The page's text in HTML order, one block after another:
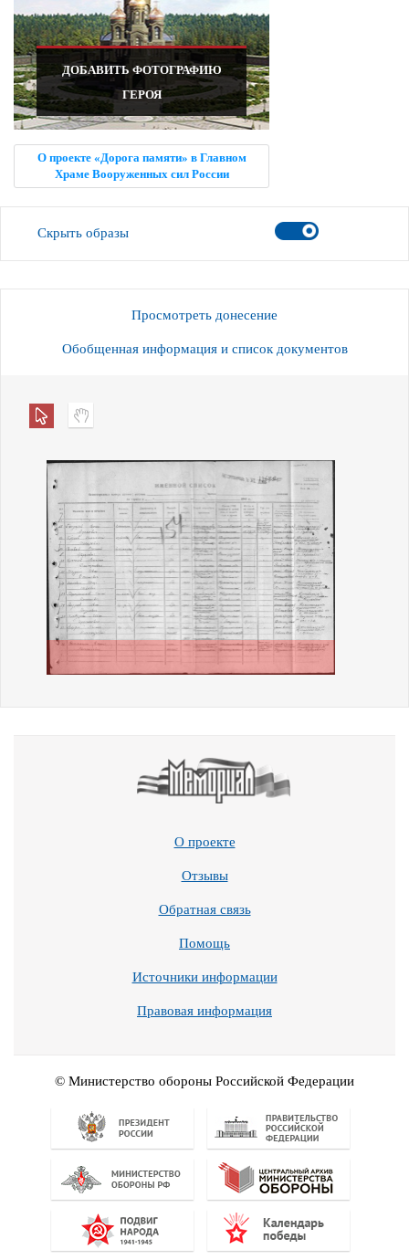
ДОБАВИТЬ ФОТОГРАФИЮ
ГЕРОЯ
О проекте «Дорога памяти» в Главном
Храме Вооруженных сил России
Скрыть образы
Просмотреть донесение
Обобщенная информация и список документов
О проекте
Отзывы
Обратная связь
Помощь
Источники информации
Правовая информация
© Министерство обороны Российской Федерации